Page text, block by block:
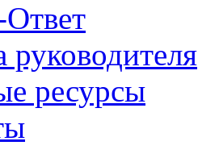
руководителя
ресурсы